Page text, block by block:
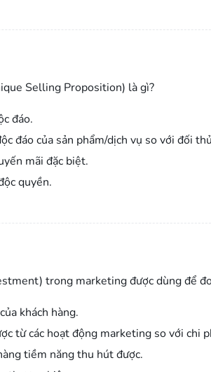
Selling Proposition) là gì?
đáo.
đáo của sản phẩm/dịch vụ so với đối
mãi đặc biệt.
quyền.
trong marketing được dùng để
khách hàng.
từ các hoạt động marketing so với chi
tiềm năng thu hút được.